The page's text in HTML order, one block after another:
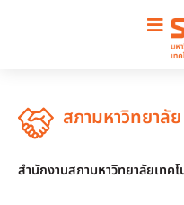
สภามหาวิทยาลัย
สำนักงานสภามหาวิทยาลัยเทคโ